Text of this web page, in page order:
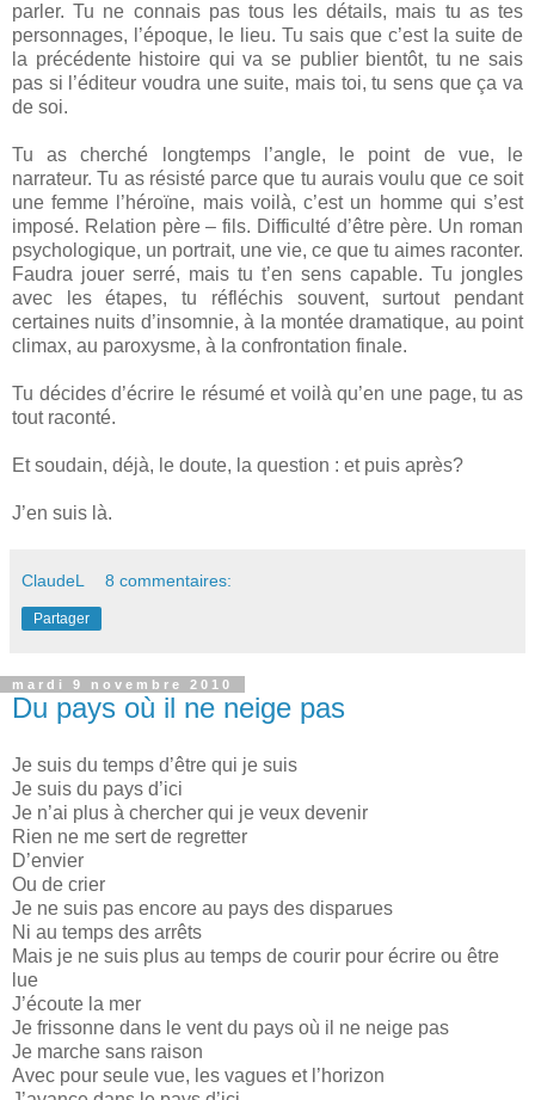
parler. Tu ne connais pas tous les détails, mais tu as tes
personnages, l’époque, le lieu. Tu sais que c’est la suite de
la précédente histoire qui va se publier bientôt, tu ne sais
pas si l’éditeur voudra une suite, mais toi, tu sens que ça va
de soi.
Tu as cherché longtemps l’angle, le point de vue, le
narrateur. Tu as résisté parce que tu aurais voulu que ce soit
une femme l’héroïne, mais voilà, c’est un homme qui s’est
imposé. Relation père – fils. Difficulté d’être père. Un roman
psychologique, un portrait, une vie, ce que tu aimes raconter.
Faudra jouer serré, mais tu t’en sens capable. Tu jongles
avec les étapes, tu réfléchis souvent, surtout pendant
certaines nuits d’insomnie, à la montée dramatique, au point
climax, au paroxysme, à la confrontation finale.
Tu décides d’écrire le résumé et voilà qu’en une page, tu as
tout raconté.
Et soudain, déjà, le doute, la question : et puis après?
J’en suis là.
ClaudeL 8 commentaires:
Partager
mardi 9 novembre 2010
Du pays où il ne neige pas
Je suis du temps d’être qui je suis
Je suis du pays d’ici
Je n’ai plus à chercher qui je veux devenir
Rien ne me sert de regretter
D’envier
Ou de crier
Je ne suis pas encore au pays des disparues
Ni au temps des arrêts
Mais je ne suis plus au temps de courir pour écrire ou être
lue
J’écoute la mer
Je frissonne dans le vent du pays où il ne neige pas
Je marche sans raison
Avec pour seule vue, les vagues et l’horizon